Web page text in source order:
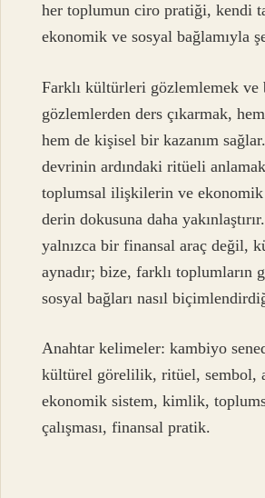
her toplumun ciro pratiği, kendi
ekonomik ve sosyal bağlamıyla
Farklı kültürleri gözlemlemek ve
gözlemlerden ders çıkarmak,
hem de kişisel bir kazanım
devrinin ardındaki ritüeli
toplumsal ilişkilerin ve ekonomik
derin dokusuna daha
yalnızca bir finansal araç değil,
aynadır; bize, farklı toplumların
sosyal bağları nasıl
Anahtar kelimeler: kambiyo
kültürel görelilik, ritüel, sembol,
ekonomik sistem, kimlik,
çalışması, finansal pratik.